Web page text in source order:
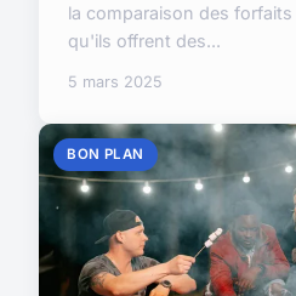
la comparaison des
qu'ils offrent des...
5 mars 2025
BON PLAN